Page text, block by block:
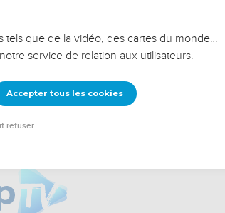
erreurs
leurs erreurs
ou une famille,
tels que de la vidéo, des cartes du monde…
service de relation aux utilisateurs.
Accepter tous les cookies
refuser